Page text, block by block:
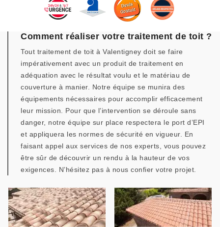
Comment réaliser votre traitement de toit ?
Tout traitement de toit à Valentigney doit se faire
impérativement avec un produit de traitement en
adéquation avec le résultat voulu et le matériau de
couverture à manier. Notre équipe se munira des
équipements nécessaires pour accomplir efficacement
leur mission. Pour que l’intervention se déroule sans
danger, notre équipe sur place respectera le port d’EPI
et appliquera les normes de sécurité en vigueur. En
faisant appel aux services de nos experts, vous pouvez
être sûr de découvrir un rendu à la hauteur de vos
exigences. N’hésitez pas à nous confier votre projet.